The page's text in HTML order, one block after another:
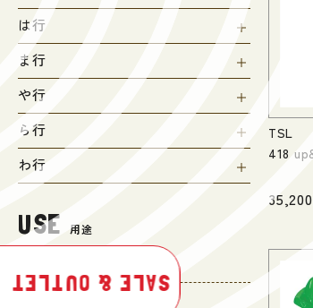
は行
ま行
や行
ら行
わ行
USE 用途
TSL
418
35,200
SALE & OUTLET